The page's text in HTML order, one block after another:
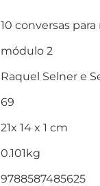
10 conversas
módulo 2
Raquel Selner e
69
21x 14 x 1 cm
0.101kg
9788587485625